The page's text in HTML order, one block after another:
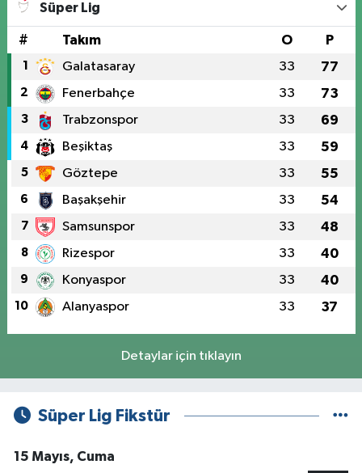
Süper Lig
# Takım O P
1 Galatasaray 33 77
2 Fenerbahçe 33 73
3 Trabzonspor 33 69
4 Beşiktaş 33 59
5 Göztepe 33 55
6 Başakşehir 33 54
7 Samsunspor 33 48
8 Rizespor 33 40
9 Konyaspor 33 40
10 Alanyaspor 33 37
Detaylar için tıklayın
Süper Lig Fikstür
15 Mayıs, Cuma